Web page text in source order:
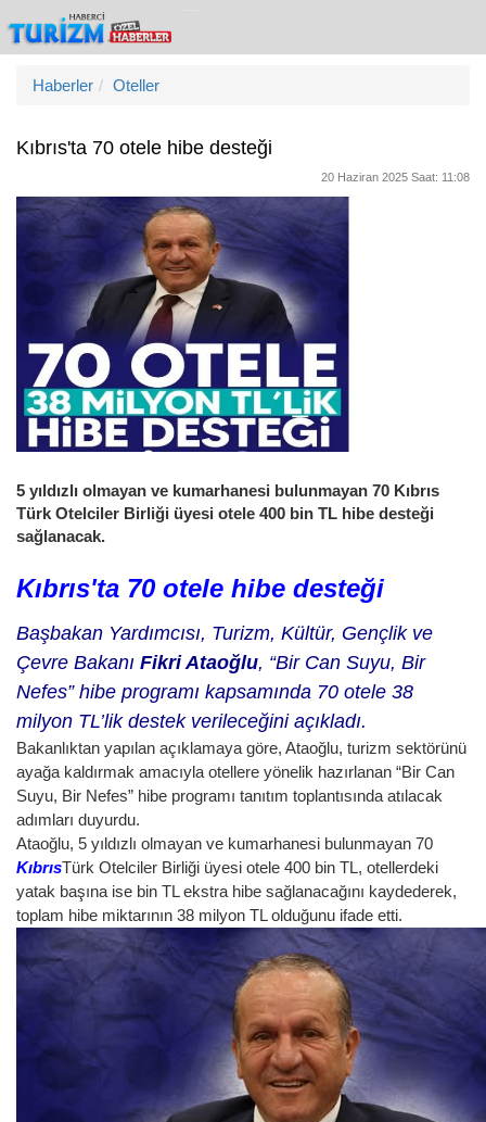
Haberler Oteller
Kıbrıs'ta 70 otele hibe desteği
20 Haziran 2025 Saat: 11:08
5 yıldızlı olmayan ve kumarhanesi bulunmayan 70 Kıbrıs
Türk Otelciler Birliği üyesi otele 400 bin TL hibe desteği
sağlanacak.
Kıbrıs'ta 70 otele hibe desteği
Başbakan Yardımcısı, Turizm, Kültür, Gençlik ve
Çevre Bakanı Fikri Ataoğlu, “Bir Can Suyu, Bir
Nefes” hibe programı kapsamında 70 otele 38
milyon TL’lik destek verileceğini açıkladı.
Bakanlıktan yapılan açıklamaya göre, Ataoğlu, turizm sektörünü
ayağa kaldırmak amacıyla otellere yönelik hazırlanan “Bir Can
Suyu, Bir Nefes” hibe programı tanıtım toplantısında atılacak
adımları duyurdu.
Ataoğlu, 5 yıldızlı olmayan ve kumarhanesi bulunmayan 70
KıbrısTürk Otelciler Birliği üyesi otele 400 bin TL, otellerdeki
yatak başına ise bin TL ekstra hibe sağlanacağını kaydederek,
toplam hibe miktarının 38 milyon TL olduğunu ifade etti.